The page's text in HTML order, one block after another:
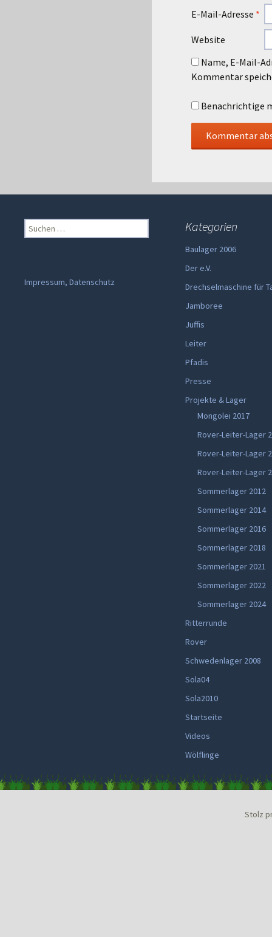
E-Mail-Adresse *
Website
Name, E-Mail-
Kommentar
Benachrichtige
Suchen
nach:
Kategorien
Baulager 2006
Der e.V.
Drechselmaschine für
Jamboree
Juffis
Leiter
Pfadis
Presse
Projekte & Lager
Mongolei 2017
Rover-Leiter-Lager
Rover-Leiter-Lager
Rover-Leiter-Lager
Sommerlager 2012
Sommerlager 2014
Sommerlager 2016
Sommerlager 2018
Sommerlager 2021
Sommerlager 2022
Sommerlager 2024
Ritterrunde
Rover
Schwedenlager 2008
Sola04
Sola2010
Startseite
Videos
Wölflinge
Impressum, Datenschutz
Stolz